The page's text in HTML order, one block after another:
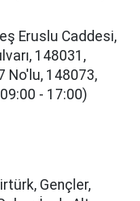
Eruslu Caddesi,
148031,
No'lu, 148073,
- 17:00)
Gençler,